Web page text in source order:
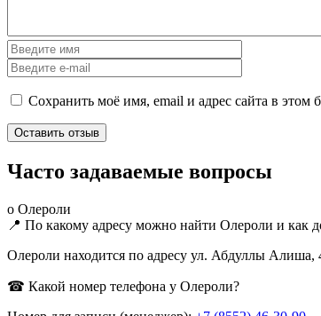
Сохранить моё имя, email и адрес сайта в
Часто задаваемые вопросы
о Олероли
📍 По какому адресу можно найти Олероли и как
Олероли находится по адресу ул. Абдуллы Алиша,
☎ Какой номер телефона у Олероли?